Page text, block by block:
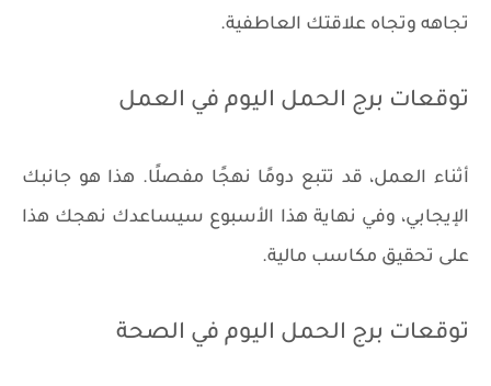
تجاهه وتجاه علاقتك العاطفية.
توقعات برج الحمل اليوم في العمل
أثناء العمل، قد تتبع دومًا نهجًا مفصلًا. هذا هو جانبك
الإيجابي، وفي نهاية هذا الأسبوع سيساعدك نهجك هذا
على تحقيق مكاسب مالية.
توقعات برج الحمل اليوم في الصحة